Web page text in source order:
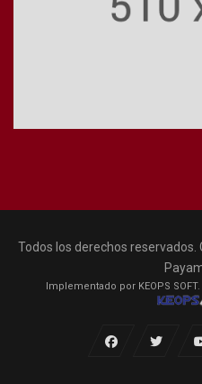
Todos los derechos reservados.
Implementado por KEOPS